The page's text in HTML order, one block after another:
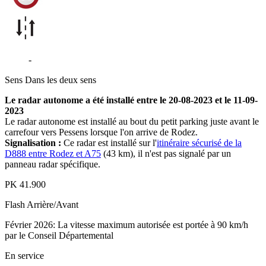
-
Sens Dans les deux sens
Le radar autonome a été installé entre le 20-08-2023 et le 11-09-
2023
Le radar autonome est installé au bout du petit parking juste avant le
carrefour vers Pessens lorsque l'on arrive de Rodez.
Signalisation : Ce radar est installé sur l'itinéraire sécurisé de la
D888 entre Rodez et A75 (43 km), il n'est pas signalé par un
panneau radar spécifique.
PK 41.900
Flash Arrière/Avant
Février 2026: La vitesse maximum autorisée est portée à 90 km/h
par le Conseil Départemental
En service